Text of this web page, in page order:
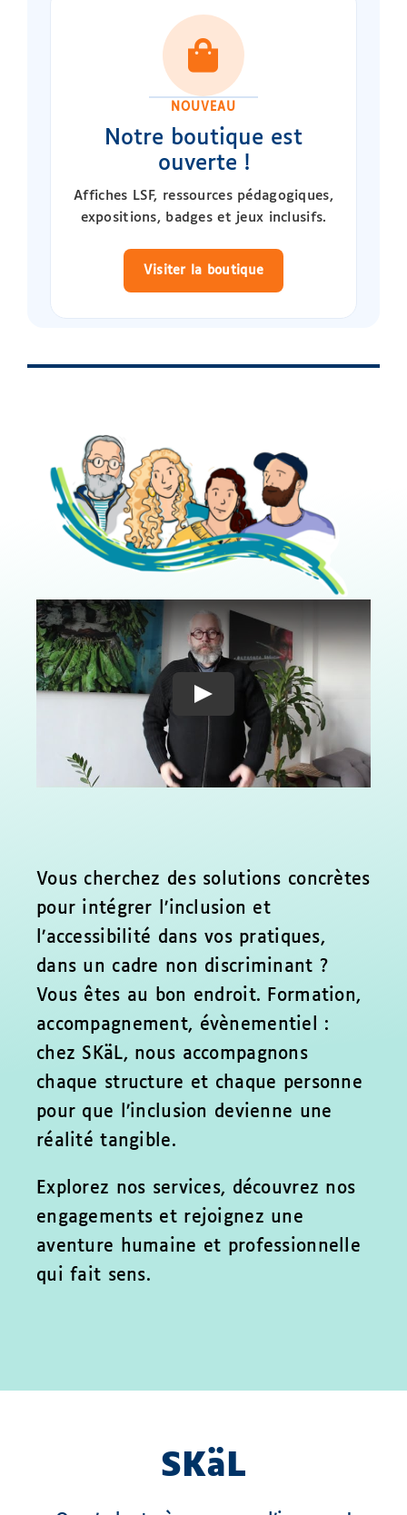
NOUVEAU
Notre boutique est
ouverte !
Affiches LSF, ressources pédagogiques,
expositions, badges et jeux inclusifs.
Visiter la boutique
Vous cherchez des solutions concrètes
pour intégrer l’inclusion et
l’accessibilité dans vos pratiques,
dans un cadre non discriminant ?
Vous êtes au bon endroit.
Formation,
accompagnement, évènementiel :
chez SKäL, nous accompagnons
chaque structure et chaque personne
pour que l’inclusion devienne une
réalité tangible.
Explorez nos services, découvrez nos
engagements et rejoignez une
aventure humaine et professionnelle
qui fait sens.
SKäL